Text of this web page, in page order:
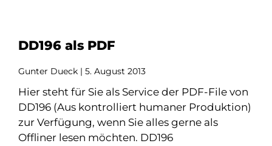
DD196 als PDF
Gunter Dueck 5. August 2013
Hier steht für Sie als Service der PDF-File von
DD196 (Aus kontrolliert humaner Produktion)
zur Verfügung, wenn Sie alles gerne als
Offliner lesen möchten. DD196